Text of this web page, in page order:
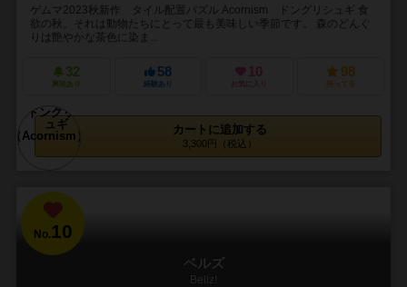
ゲムマ2023秋新作 タイル配置パズル Acornism ドングリシュギ 食
欲の秋。それは動物たちにとって最も美味しい季節です。 森のどんぐ
りは艶やかな茶色に染ま...
32
興味あり
58
経験あり
10
お気に入り
98
持ってる
カートに追加する
3,300円（税込）
No. 10
ベルズ
Bellz!